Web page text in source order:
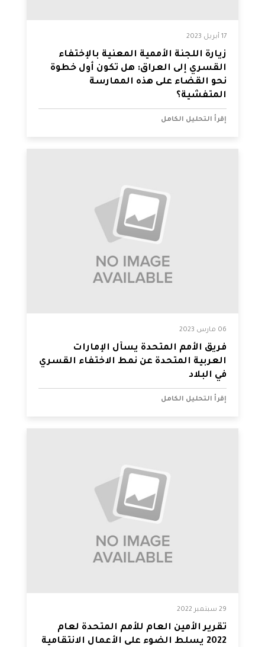
17 أبريل 2023
زيارة اللجنة الأممية المعنية بالإختفاء
القسري إلى العراق: هل تكون أول خطوة
نحو القضاء على هذه الممارسة
المتفشية؟
إقرأ التحليل الكامل
06 مارس 2023
فريق الأمم المتحدة يسأل الإمارات
العربية المتحدة عن نمط الاختفاء القسري
في البلاد
إقرأ التحليل الكامل
29 سبتمبر 2022
تقرير الأمين العام للأمم المتحدة لعام
2022 يسلط الضوء على الأعمال الانتقامية